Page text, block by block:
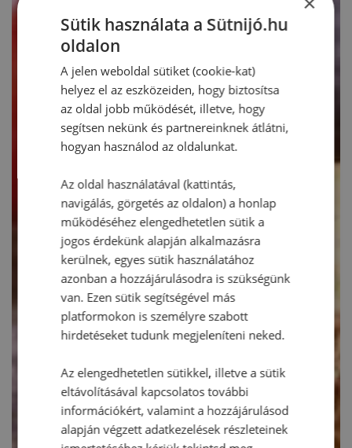
Sütik használata a Sütnijó.hu
oldalon
A jelen weboldal sütiket (cookie-kat)
helyez el az eszközeiden, hogy biztosítsa
az oldal jobb működését, illetve, hogy
segítsen nekünk és partnereinknek átlátni,
hogyan használod az oldalunkat.
Az oldal használatával (kattintás,
navigálás, görgetés az oldalon) a honlap
működéséhez elengedhetetlen sütik a
jogos érdekünk alapján alkalmazásra
kerülnek, egyes sütik használatához
azonban a hozzájárulásodra is szükségünk
van. Ezen sütik segítségével más
platformokon is személyre szabott
hirdetéseket tudunk megjeleníteni neked.
Az elengedhetetlen sütikkel, illetve a sütik
eltávolításával kapcsolatos további
információkért, valamint a hozzájárulásod
alapján végzett adatkezelések részleteinek